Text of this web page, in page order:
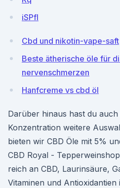
iSPfl
Cbd und nikotin-vape-saft
Beste ätherische öle für
nervenschmerzen
Hanfcreme vs cbd öl
Darüber hinaus hast du
Konzentration weitere
bieten wir CBD Öle mit 5%
CBD Royal -
reich an CBD, Laurinsäure,
Vitaminen und Antioxidantien